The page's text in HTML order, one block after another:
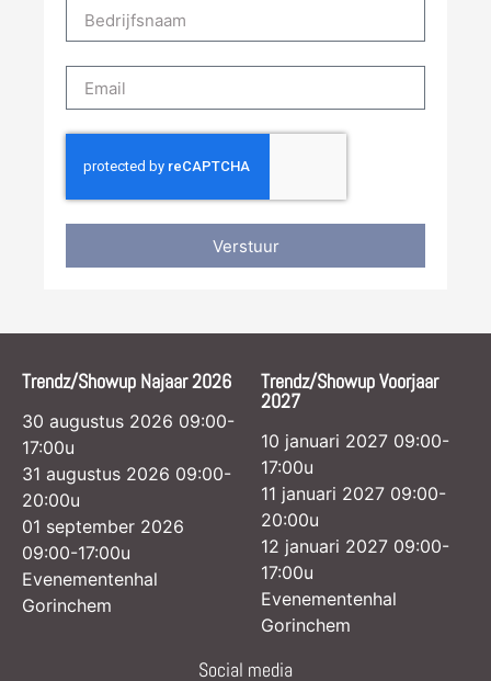
Verstuur
Trendz/Showup Najaar 2026
30 augustus 2026 09:00-
17:00u
31 augustus 2026 09:00-
20:00u
01 september 2026
09:00-17:00u
Evenementenhal
Gorinchem
Trendz/Showup Voorjaar
2027
10 januari 2027 09:00-
17:00u
11 januari 2027 09:00-
20:00u
12 januari 2027 09:00-
17:00u
Evenementenhal
Gorinchem
Social media